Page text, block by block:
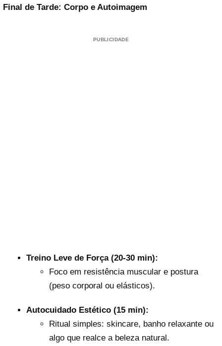
Final de Tarde: Corpo e Autoimagem
PUBLICIDADE
Treino Leve de Força (20-30 min):
Foco em resistência muscular e postura
(peso corporal ou elásticos).
Autocuidado Estético (15 min):
Ritual simples: skincare, banho relaxante ou
algo que realce a beleza natural.